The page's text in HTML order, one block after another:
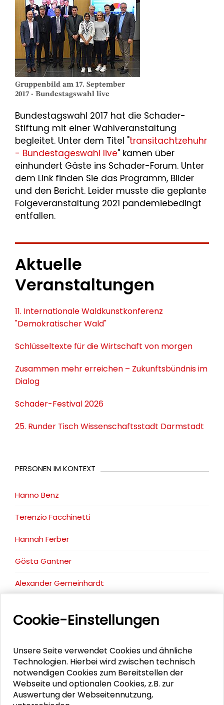
Gruppenbild am 17. September
2017 - Bundestagswahl live
Bundestagswahl 2017 hat die Schader-
Stiftung mit einer Wahlveranstaltung
begleitet. Unter dem Titel "transitachtzehuhr
- Bundestageswahl live" kamen über
einhundert Gäste ins Schader-Forum. Unter
dem Link finden Sie das Programm, Bilder
und den Bericht. Leider musste die geplante
Folgeveranstaltung 2021 pandemiebedingt
entfallen.
Aktuelle
Veranstaltungen
11. Internationale Waldkunstkonferenz
"Demokratischer Wald"
Schlüsseltexte für die Wirtschaft von morgen
Zusammen mehr erreichen – Zukunftsbündnis im
Dialog
Schader-Festival 2026
25. Runder Tisch Wissenschaftsstadt Darmstadt
PERSONEN IM KONTEXT
Hanno Benz
Terenzio Facchinetti
Hannah Ferber
Gösta Gantner
Alexander Gemeinhardt
Dirk Jörke
Stina Kjellgren
Benjamin Stehl
Georgios Terizakis
Cookie-Einstellungen
Unsere Seite verwendet Cookies und ähnliche
Technologien. Hierbei wird zwischen technisch
notwendigen Cookies zum Bereitstellen der
Webseite und optionalen Cookies, z.B. zur
Auswertung der Webseitennutzung,